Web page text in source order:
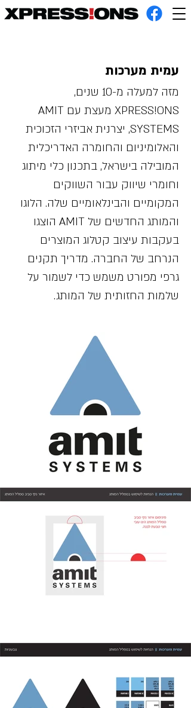
עמית מערכות
מזה למעלה מ-10 שנים,
XPRESS!ONS מעצת עם AMIT
SYSTEMS, יצרנית אביזרי הזכוכית
והאלומיניום והחומרה האדריכלית
המובילה בישראל, בתכנון כלי מיתוג
וחומרי שיווק עבור השווקים
המקומיים והבינלאומיים שלה. הלוגו
והמותג החדשים של AMIT הוצגו
בעקבות עיצוב קטלוג המוצרים
הנרחב של החברה. מדריך תקנים
גרפי מפורט משמש כדי לשמור על
שלמות החזותית של המותג.